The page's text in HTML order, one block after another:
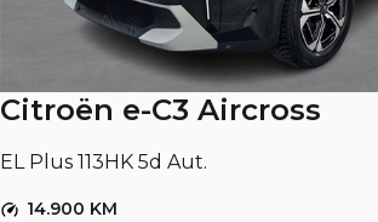
Citroën e-C3 Aircross
EL Plus 113HK 5d Aut.
14.900 KM